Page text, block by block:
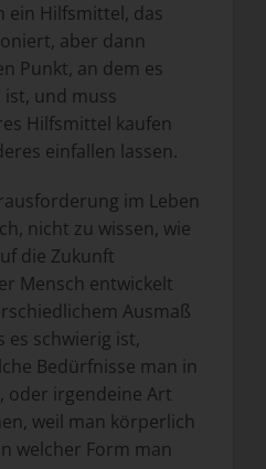
ein Hilfsmittel, das
aber dann
Punkt, an dem es
und muss
Hilfsmittel kaufen
einfallen lassen.
im Leben
nicht zu wissen, wie
die Zukunft
Mensch entwickelt
Ausmaß
es schwierig ist,
Bedürfnisse man in
oder irgendeine Art
weil man körperlich
welcher Form man